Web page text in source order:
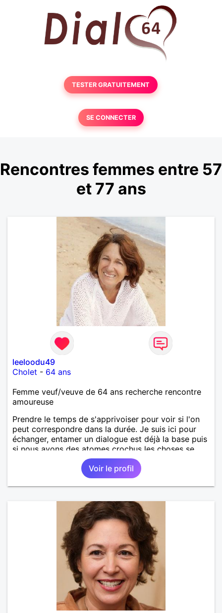
TESTER GRATUITEMENT
SE CONNECTER
Rencontres femmes entre 57
et 77 ans
leeloodu49
Cholet - 64 ans
Femme veuf/veuve de 64 ans recherche rencontre
amoureuse
Prendre le temps de s'apprivoiser pour voir si l'on
peut correspondre dans la durée. Je suis ici pour
échanger, entamer un dialogue est déjà la base puis
si nous avons des atomes crochus les choses se
mettrons en place petit à petit normalement.
Voir le profil